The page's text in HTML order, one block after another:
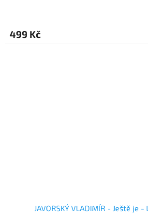
499 Kč
JAVORSKÝ VLADIMÍR - Ještě je -